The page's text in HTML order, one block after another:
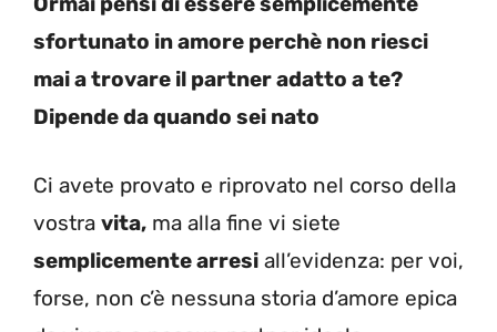
sfortunato in amore perchè non riesci
mai a trovare il partner adatto a te?
Dipende da quando sei nato
Ci avete provato e riprovato nel corso della
vostra vita, ma alla fine vi siete
semplicemente arresi all’evidenza: per voi,
forse, non c’è nessuna storia d’amore epica